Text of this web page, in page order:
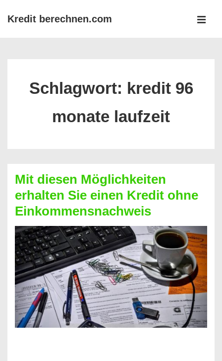
ZumKredit berechnen.com
Schlagwort: kredit 96
monate laufzeit
Mit diesen Möglichkeiten
erhalten Sie einen Kredit ohne
Einkommensnachweis